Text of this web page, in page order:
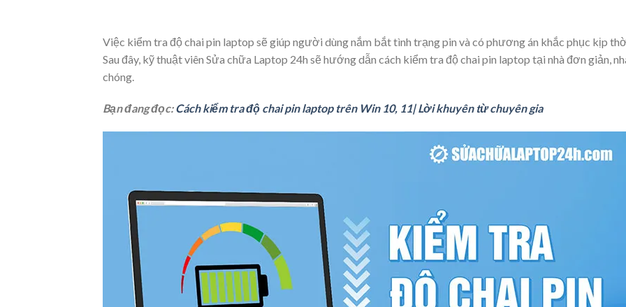
Việc kiểm tra độ chai pin laptop sẽ giúp người dùng nắm bắt tình trạng pin và có phương án khắc phục kịp
Sau đây, kỹ thuật viên Sửa chữa Laptop 24h sẽ hướng dẫn cách kiểm tra độ chai pin laptop tại nhà đơn giản,
chóng.
Bạn đang đọc:Cách kiểm tra độ chai pin laptop trên Win 10, 11| Lời khuyên từ chuyên gia